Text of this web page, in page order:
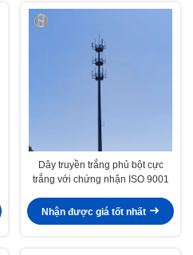
Dây truyền trắng phủ bột cực
trắng với chứng nhận ISO 9001
Nhận được giá tốt nhất